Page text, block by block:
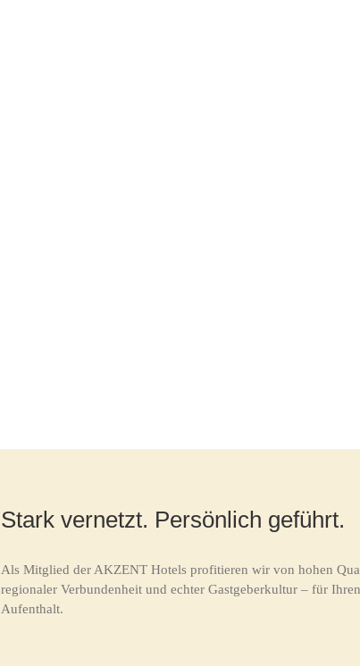
Stark vernetzt. Persönlich geführt.
Als Mitglied der AKZENT Hotels profitieren wir von hohen
regionaler Verbundenheit und echter Gastgeberkultur – für
Aufenthalt.